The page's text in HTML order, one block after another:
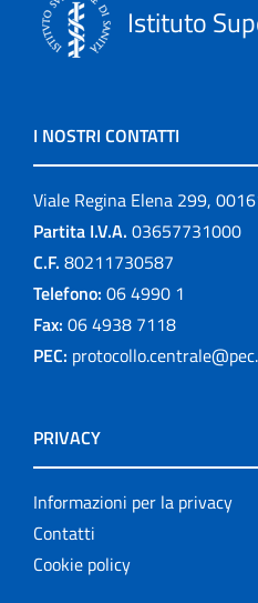
Istituto
I NOSTRI CONTATTI
Viale Regina Elena 299,
Partita I.V.A. 03657731000
C.F. 80211730587
Telefono: 06 4990 1
Fax: 06 4938 7118
PEC:
PRIVACY
Informazioni per la privacy
Contatti
Cookie policy